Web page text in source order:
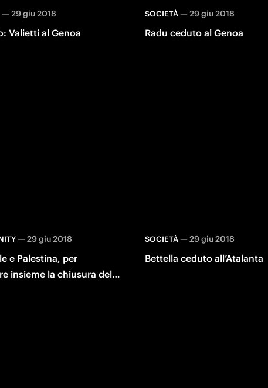
— 29 giu 2018
Valietti al Genoa
SOCIETÀ— 29 giu 2018
Radu ceduto al Genoa
— 29 giu 2018
e Palestina, per
insieme la chiusura della
SOCIETÀ— 29 giu 2018
Bettella ceduto all’Atalanta